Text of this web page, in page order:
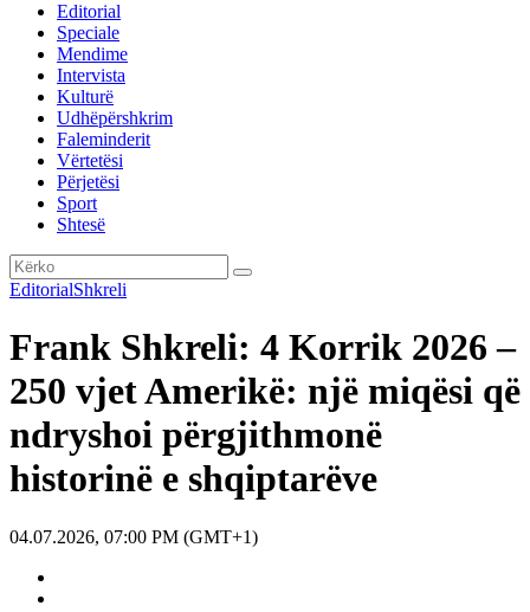
Editorial
Speciale
Mendime
Intervista
Kulturë
Udhëpërshkrim
Faleminderit
Vërtetësi
Përjetësi
Sport
Shtesë
EditorialShkreli
Frank Shkreli: 4 Korrik 2026 –
250 vjet Amerikë: një miqësi që
ndryshoi përgjithmonë
historinë e shqiptarëve
04.07.2026, 07:00 PM (GMT+1)